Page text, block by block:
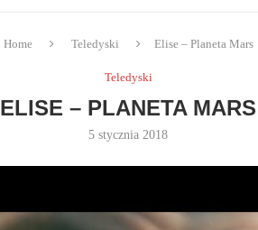
Home Teledyski Elise – Planeta Mars
Teledyski
ELISE – PLANETA MARS
5 stycznia 2018